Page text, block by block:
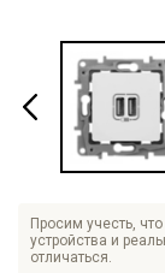
Просим учесть,
устройства и
отличаться.